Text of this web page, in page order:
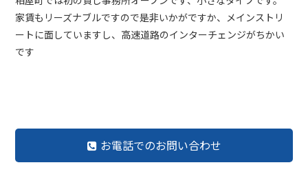
家賃もリーズナブルですので是非いかがですか、メインストリ
ートに面していますし、高速道路のインターチェンジがちかい
です
お電話でのお問い合わせ